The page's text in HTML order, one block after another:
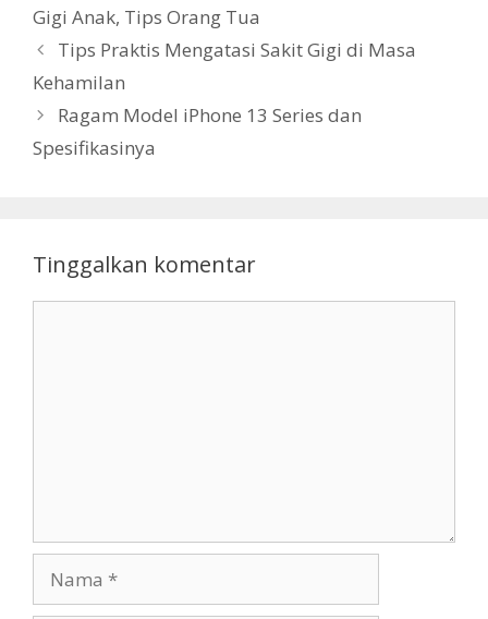
Gigi Anak, Tips Orang Tua
Tips Praktis Mengatasi Sakit Gigi di Masa
Kehamilan
Ragam Model iPhone 13 Series dan
Spesifikasinya
Tinggalkan komentar